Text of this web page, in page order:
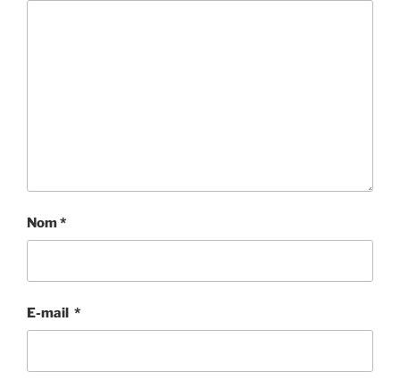
Nom*
E-mail *